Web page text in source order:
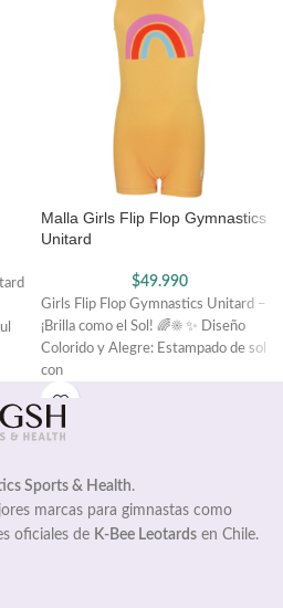
Malla Girls Flip Flop Gymnastics
Unitard
$49.990
Girls Flip Flop Gymnastics Unitard –
¡Brilla como el Sol! 🌈☀️ ✨ Diseño
Colorido y Alegre: Estampado de sol
con
Sports & Health.
marcas para gimnastas como
oficiales de K-Bee Leotards en Chile.